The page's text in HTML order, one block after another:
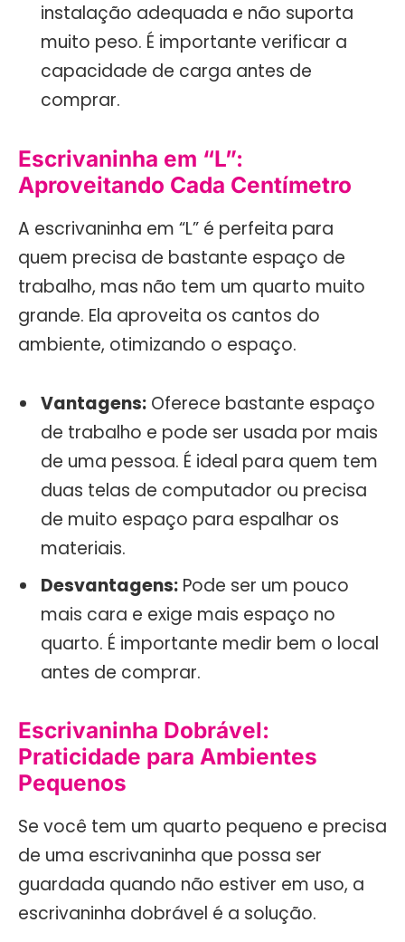
instalação adequada e não suporta
muito peso. É importante verificar a
capacidade de carga antes de
comprar.
Escrivaninha em “L”:
Aproveitando Cada Centímetro
A escrivaninha em “L” é perfeita para
quem precisa de bastante espaço de
trabalho, mas não tem um quarto muito
grande. Ela aproveita os cantos do
ambiente, otimizando o espaço.
Vantagens: Oferece bastante espaço
de trabalho e pode ser usada por mais
de uma pessoa. É ideal para quem tem
duas telas de computador ou precisa
de muito espaço para espalhar os
materiais.
Desvantagens: Pode ser um pouco
mais cara e exige mais espaço no
quarto. É importante medir bem o local
antes de comprar.
Escrivaninha Dobrável:
Praticidade para Ambientes
Pequenos
Se você tem um quarto pequeno e precisa
de uma escrivaninha que possa ser
guardada quando não estiver em uso, a
escrivaninha dobrável é a solução.